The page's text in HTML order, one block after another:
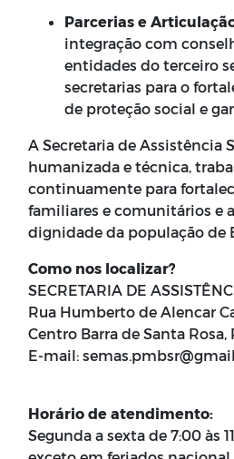
Parcerias e
integração com
entidades do terceiro
secretarias para o
de proteção social e
A Secretaria de Assistência
humanizada e técnica,
continuamente para
familiares e comunitários e
dignidade da população de
Como nos localizar?
SECRETARIA DE
Rua Humberto de Alencar
Centro Barra de Santa Rosa,
E-mail:
Horário de atendimento:
Segunda a sexta de 7:00 às